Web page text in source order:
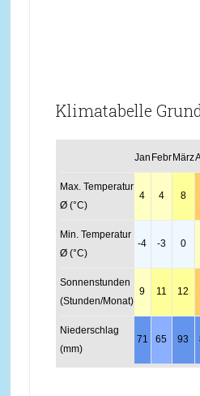
Klimatabelle
Jan Febr März
Max. Temperatur
Ø (°C)
4 4 8
Min. Temperatur
Ø (°C)
-4 -3 0
Sonnenstunden
(Stunden/Monat)
9 11 12
Niederschlag
(mm)
71 65 93